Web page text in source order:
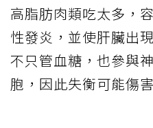
高脂肪肉類吃太多，
性發炎，並使肝臟出
不只管血糖，也參與
胞，因此失衡可能傷